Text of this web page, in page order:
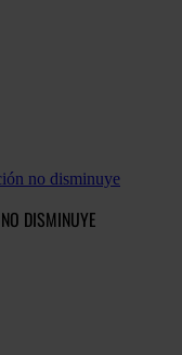
no disminuye
DISMINUYE